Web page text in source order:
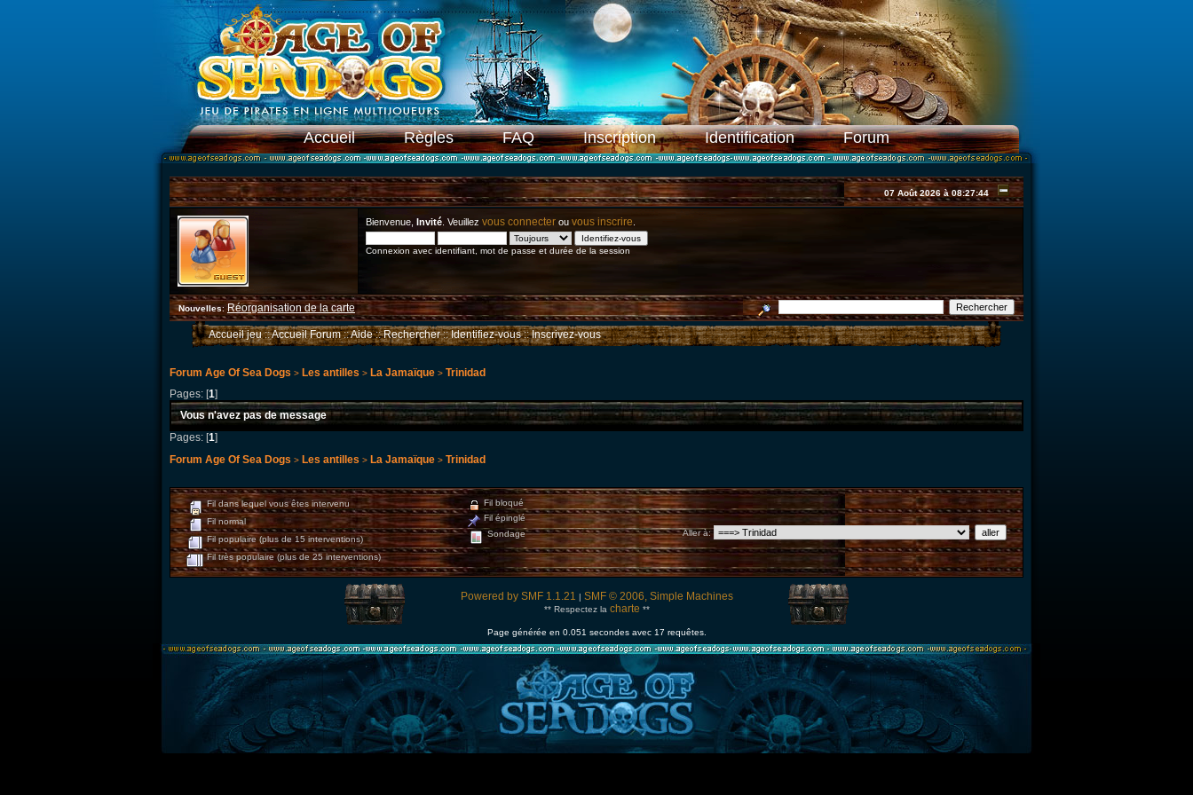
Accueil Règles FAQ Inscription Identification Forum
07 Août 2026 à 08:27:44
Bienvenue, Invité . Veuillez vous connecter ou vous inscrire
Connexion avec identifiant, mot de passe et durée de la session
Nouvelles: Réorganisation de la carte
Accueil jeu::Accueil Forum::Aide::Rechercher::Identifiez-vous::Inscrivez-vous
Forum Age Of Sea Dogs > Les antilles > La Jamaïque > Trinidad
Pages: [1]
Vous n'avez pas de message
Pages: [1]
Forum Age Of Sea Dogs > Les antilles > La Jamaïque > Trinidad
Fil dans lequel vous êtes intervenu
Fil normal
Fil populaire (plus de 15 interventions)
Fil très populaire (plus de 25 interventions)
Fil bloqué
Fil épinglé
Sondage
Aller à:
Powered by SMF 1.1.21 | SMF © 2006, Simple Machines
** Respectez la charte **
Page générée en 0.051 secondes avec 17 requêtes.